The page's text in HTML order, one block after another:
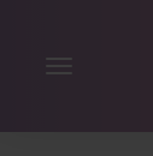
Включити